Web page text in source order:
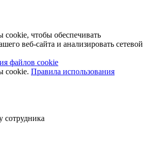
чтобы обеспечивать
веб-сайта и анализировать сетевой
файлов cookie
cookie. Правила использования
сотрудника